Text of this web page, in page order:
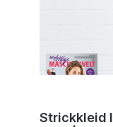
Strickkleid Iromote |